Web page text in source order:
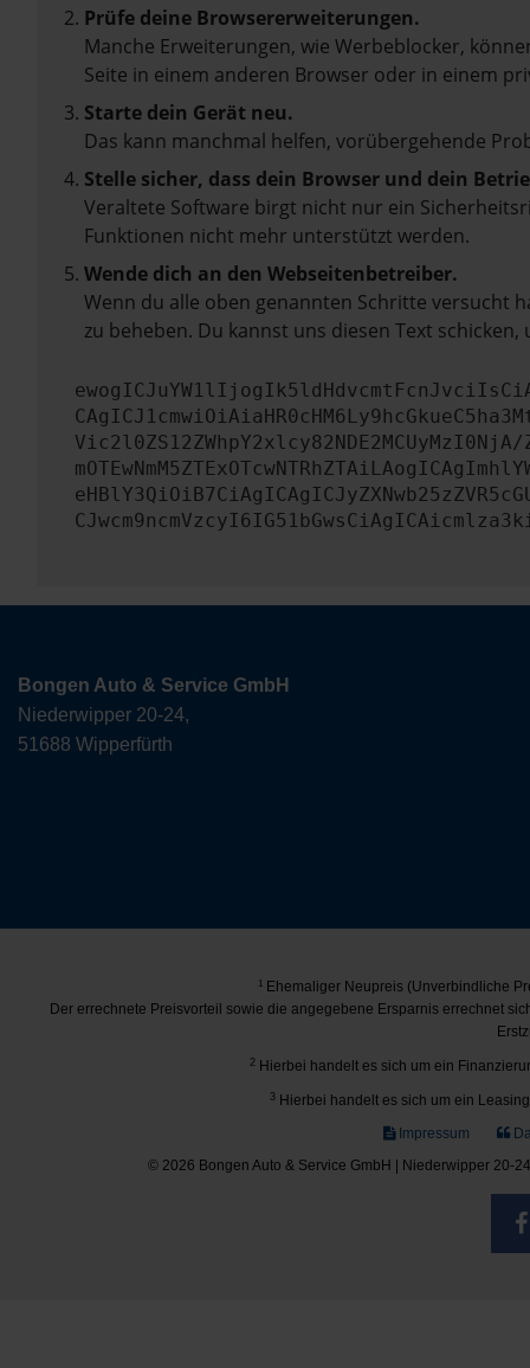
Prüfe deine Browsererweiterungen.
Manche Erweiterungen, wie Werbeblocker,
Seite in einem anderen Browser oder in einem
Starte dein Gerät neu.
Das kann manchmal helfen, vorübergehende
Stelle sicher, dass dein Browser und dein
Veraltete Software birgt nicht nur ein
Funktionen nicht mehr unterstützt werden.
Wende dich an den Webseitenbetreiber.
Wenn du alle oben genannten Schritte versucht
zu beheben. Du kannst uns diesen Text
Vic2l0ZS12ZWhpY2xlcy82NDE2MCUyMzI0NjA/
Bongen Auto & Service GmbH
Niederwipper 20-24,
51688 Wipperfürth
1Ehemaliger Neupreis (Unverbindliche
Der errechnete Preisvorteil sowie die angegebene Ersparnis errechnet
2 Hierbei handelt es sich um ein
3 Hierbei handelt es sich um ein
Impressum
© 2026 Bongen Auto & Service GmbH | Niederwipper 20-